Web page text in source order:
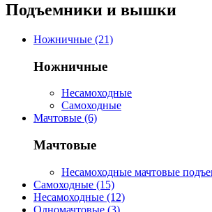
Подъемники и вышки
Ножничные (21)
Ножничные
Несамоходные
Самоходные
Мачтовые (6)
Мачтовые
Несамоходные мачтовые
Самоходные (15)
Несамоходные (12)
Одномачтовые (3)